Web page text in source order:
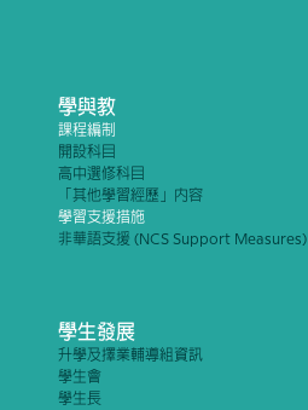
學與教
課程編制
開設科目
高中選修科目
「其他學習經歷」內容
學習支援措施
非華語支援 (NCS Support Measures)
學生發展
升學及擇業輔導組資訊
學生會
學生長